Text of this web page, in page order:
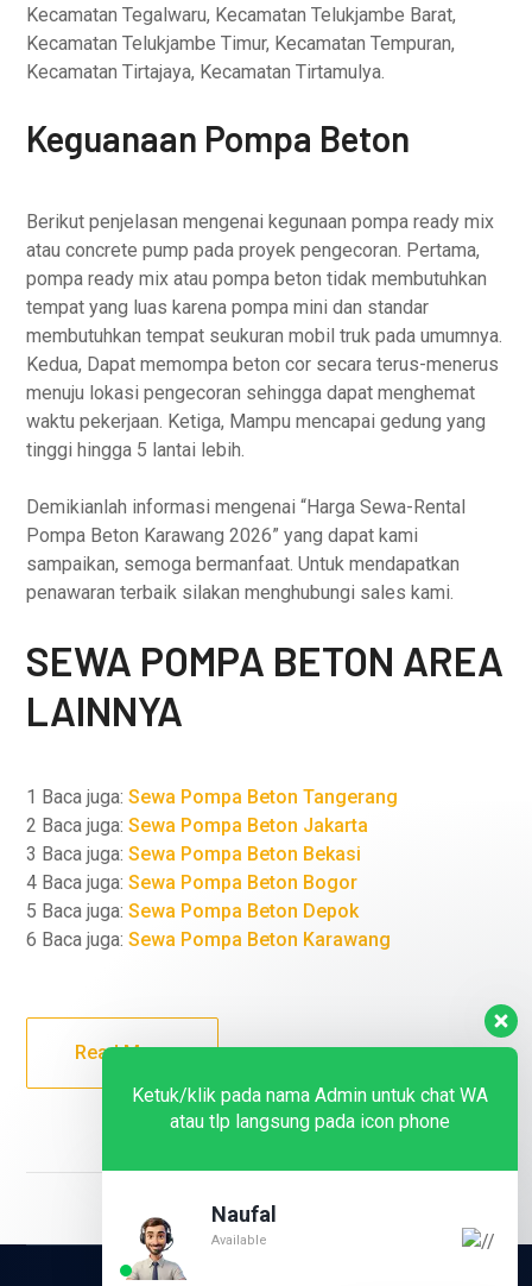
Kecamatan Tegalwaru, Kecamatan Telukjambe Barat,
Kecamatan Telukjambe Timur, Kecamatan Tempuran,
Kecamatan Tirtajaya, Kecamatan Tirtamulya.
Keguanaan Pompa Beton
Berikut penjelasan mengenai kegunaan pompa ready mix
atau concrete pump pada proyek pengecoran. Pertama,
pompa ready mix atau pompa beton tidak membutuhkan
tempat yang luas karena pompa mini dan standar
membutuhkan tempat seukuran mobil truk pada umumnya.
Kedua, Dapat memompa beton cor secara terus-menerus
menuju lokasi pengecoran sehingga dapat menghemat
waktu pekerjaan. Ketiga, Mampu mencapai gedung yang
tinggi hingga 5 lantai lebih.
Demikianlah informasi mengenai “Harga Sewa-Rental
Pompa Beton Karawang 2026” yang dapat kami
sampaikan, semoga bermanfaat. Untuk mendapatkan
penawaran terbaik silakan menghubungi sales kami.
SEWA POMPA BETON AREA
LAINNYA
1 Baca juga:Sewa Pompa Beton Tangerang
2 Baca juga:Sewa Pompa Beton Jakarta
3 Baca juga:Sewa Pompa Beton Bekasi
4 Baca juga:Sewa Pompa Beton Bogor
5 Baca juga:Sewa Pompa Beton Depok
6 Baca juga:Sewa Pompa Beton Karawang
Read More
Ketuk/klik pada nama Admin untuk chat WA
atau tlp langsung pada icon phone
Naufal
Available